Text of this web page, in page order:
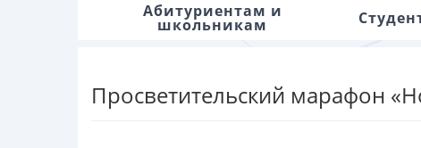
Абитуриентам и
школьникам
Просветительский марафон